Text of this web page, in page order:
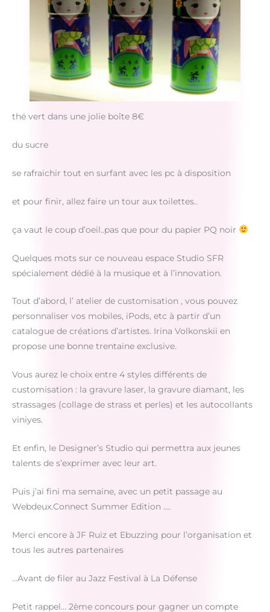
thé vert dans une jolie boîte 8€
du sucre
se rafraichir tout en surfant avec les pc à disposition
et pour finir, allez faire un tour aux toilettes..
ça vaut le coup d’oeil..pas que pour du papier PQ noir
Quelques mots sur ce nouveau espace Studio SFR
spécialement dédié à la musique et à l’innovation.
Tout d’abord, l’ atelier de customisation , vous pouvez
personnaliser vos mobiles, iPods, etc à partir d’un
catalogue de créations d’artistes. Irina Volkonskii en
propose une bonne trentaine exclusive.
Vous aurez le choix entre 4 styles différents de
customisation : la gravure laser, la gravure diamant, les
strassages (collage de strass et perles) et les autocollants
viniyes.
Et enfin, le Designer’s Studio qui permettra aux jeunes
talents de s’exprimer avec leur art.
Puis j’ai fini ma semaine, avec un petit passage au
Webdeux.Connect Summer Edition ….
Merci encore à JF Ruiz et Ebuzzing pour l’organisation et
tous les autres partenaires
…Avant de filer au Jazz Festival à La Défense
Petit rappel… 2ème concours pour gagner un compte